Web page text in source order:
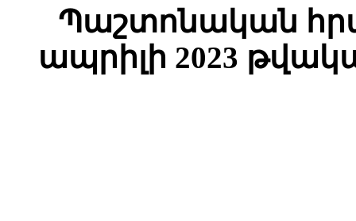
Պաշտոնական
ապրիլի 2023